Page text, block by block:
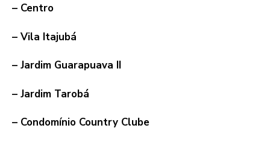
– Centro
– Vila Itajubá
– Jardim Guarapuava II
– Jardim Tarobá
– Condomínio Country Clube